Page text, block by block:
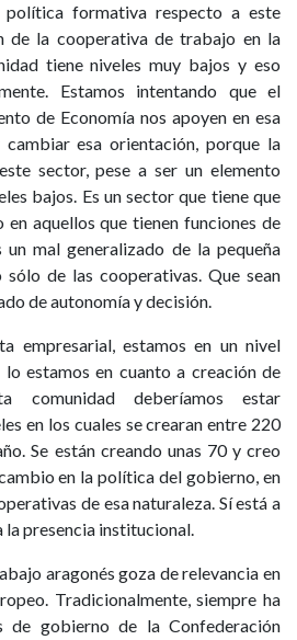
política formativa respecto a este
de la cooperativa de trabajo en la
tiene niveles muy bajos y eso
Estamos intentando que el
de Economía nos apoyen en esa
esa orientación, porque la
sector, pese a ser un elemento
bajos. Es un sector que tiene que
aquellos que tienen funciones de
mal generalizado de la pequeña
sólo de las cooperativas. Que sean
de autonomía y decisión.
empresarial, estamos en un nivel
lo estamos en cuanto a creación de
comunidad deberíamos estar
en los cuales se crearan entre 220
Se están creando unas 70 y creo
en la política del gobierno, en
de esa naturaleza. Sí está a
la presencia institucional.
aragonés goza de relevancia en
Tradicionalmente, siempre ha
de gobierno de la Confederación